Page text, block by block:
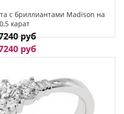
с бриллиантами Madison на
0,5 карат
руб
руб